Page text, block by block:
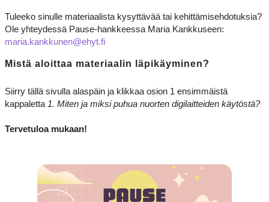
Tuleeko sinulle materiaalista kysyttävää tai kehittämisehdotuksia?
Ole yhteydessä Pause-hankkeessa Maria Kankkuseen:
maria.kankkunen@ehyt.fi
Mistä aloittaa materiaalin läpikäyminen?
Siirry tällä sivulla alaspäin ja klikkaa osion 1 ensimmäistä
kappaletta 1. Miten ja miksi puhua nuorten digilaitteiden käytöstä?
Tervetuloa mukaan!